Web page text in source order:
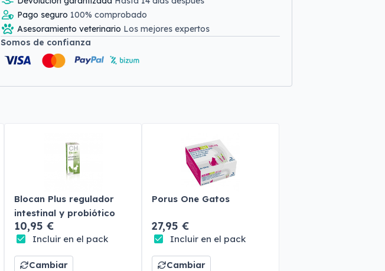
Pago seguro 100% comprobado
Asesoramiento veterinario Los mejores expertos
Somos de confianza
Blocan Plus regulador
intestinal y probiótico
10,95 €
Incluir en el pack
Cambiar
Porus One Gatos
27,95 €
Incluir en el pack
Cambiar